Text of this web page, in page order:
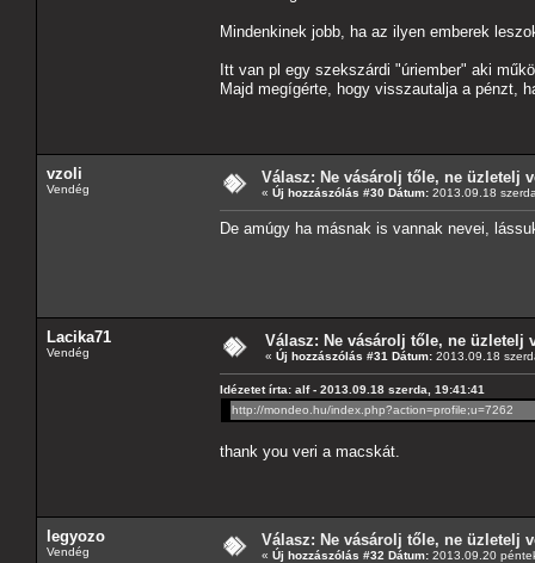
Mindenkinek jobb, ha az ilyen emberek
Itt van pl egy szekszárdi "úriember" aki
Majd megígérte, hogy visszautalja a pénzt,
vzoli
Vendég
Válasz: Ne vásárolj tőle, ne üzletelj
« Új hozzászólás #30 Dátum: 2013.09.18
De amúgy ha másnak is vannak nevei,
Lacika71
Vendég
Válasz: Ne vásárolj tőle, ne üzletelj
« Új hozzászólás #31 Dátum: 2013.09.18
Idézetet írta: alf - 2013.09.18 szerda, 19:41:41
http://mondeo.hu/index.php?action=profile;u=7262
thank you veri a macskát.
legyozo
Vendég
Válasz: Ne vásárolj tőle, ne üzletelj
« Új hozzászólás #32 Dátum: 2013.09.20